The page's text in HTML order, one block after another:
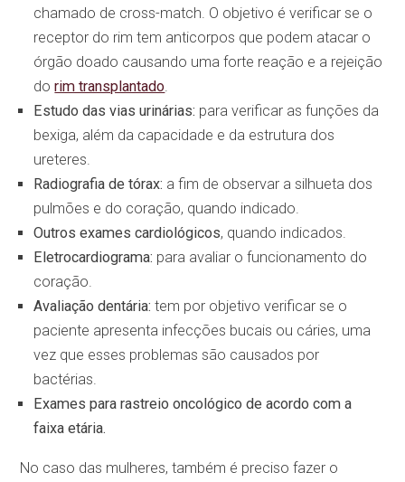
chamado de cross-match. O objetivo é verificar se o
receptor do rim tem anticorpos que podem atacar o
órgão doado causando uma forte reação e a rejeição
dorim transplantado.
Estudo das vias urinárias: para verificar as funções da
bexiga, além da capacidade e da estrutura dos
ureteres.
Radiografia de tórax: a fim de observar a silhueta dos
pulmões e do coração, quando indicado.
Outros exames cardiológicos, quando indicados.
Eletrocardiograma: para avaliar o funcionamento do
coração.
Avaliação dentária: tem por objetivo verificar se o
paciente apresenta infecções bucais ou cáries, uma
vez que esses problemas são causados por
bactérias.
Exames para rastreio oncológico de acordo com a
faixa etária.
No caso das mulheres, também é preciso fazer o